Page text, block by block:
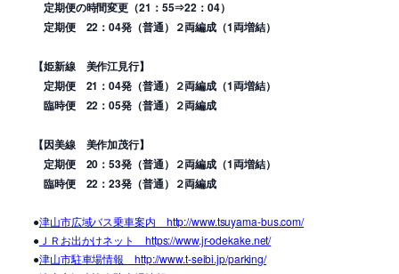
定期便の時間変更（21：55⇒22：04）
定期便 22：04発（普通）２両編成（1両増結）
【姫新線 美作江見行】
定期便 21：04発（普通）２両編成（1両増結）
臨時便 22：05発（普通）２両編成
【因美線 美作加茂行】
定期便 20：53発（普通）２両編成（1両増結）
臨時便 22：23発（普通）２両編成
●津山市広域バス乗車案内 http://www.tsuyama-bus.com/
●ＪＲお出かけネット https://www.jr-odekake.net/
●津山市駐車場情報 http://www.t-seibi.jp/parking/